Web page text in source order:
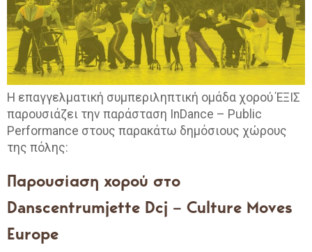
Η επαγγελματική συμπεριληπτική ομάδα χορού ΈΞΙΣ
παρουσιάζει την παράσταση InDance – Public
Performance στους παρακάτω δημόσιους χώρους
της πόλης:
Παρουσίαση χορού στο
Danscentrumjette Dcj – Culture Moves
Europe